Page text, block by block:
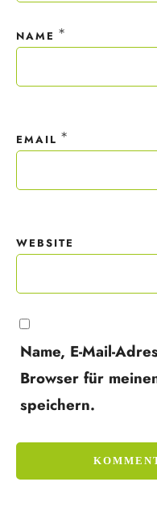
NAME *
EMAIL *
WEBSITE
Name, E-Mail-
Browser für
speichern.